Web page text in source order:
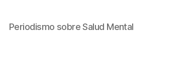
Periodismo sobre Salud Mental